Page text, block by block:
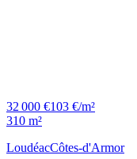
32 000 €103 €/m²
310 m²
LoudéacCôtes-d'Armor